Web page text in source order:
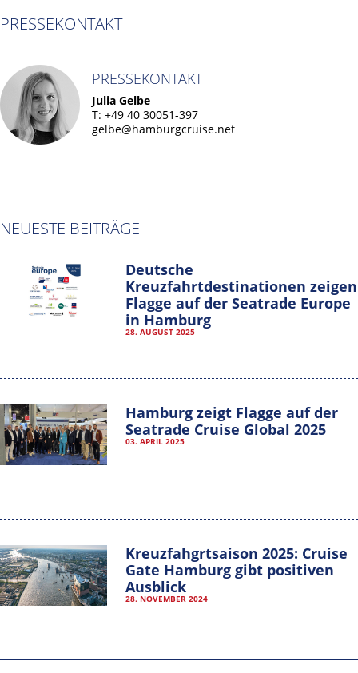
PRESSEKONTAKT
PRESSEKONTAKT
Julia Gelbe
T: +49 40 30051-397
gelbe@hamburgcruise.net
NEUESTE BEITRÄGE
Deutsche
Kreuzfahrtdestinationen zeigen
Flagge auf der Seatrade Europe
in Hamburg
28. AUGUST 2025
Hamburg zeigt Flagge auf der
Seatrade Cruise Global 2025
03. APRIL 2025
Kreuzfahgrtsaison 2025: Cruise
Gate Hamburg gibt positiven
Ausblick
28. NOVEMBER 2024
Hamburg Cruise Net e. V.
T: +49-40-30051-394